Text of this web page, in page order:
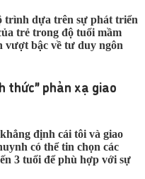
trình dựa trên sự phát triển
trẻ trong độ tuổi mầm
vượt bậc về tư duy ngôn
thức” phản xạ giao
định cái tôi và giao
có thể tin chọn các
3 tuổi để phù hợp với sự